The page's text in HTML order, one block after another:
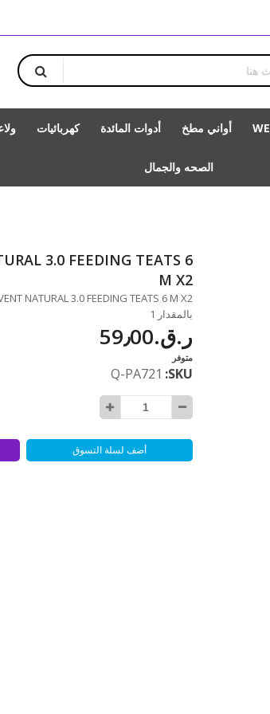
أواني مطخ أدوات المائدة كهربائيات
الصحه والجمال
3.0 FEEDING TEATS 6
M X2
بالمقدار 1
ر.ق.‏59٫00
متوفر
SKU
Q-PA721
أضف لسلة التسوق